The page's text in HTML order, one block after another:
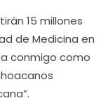
15 millones
de Medicina en
conmigo como